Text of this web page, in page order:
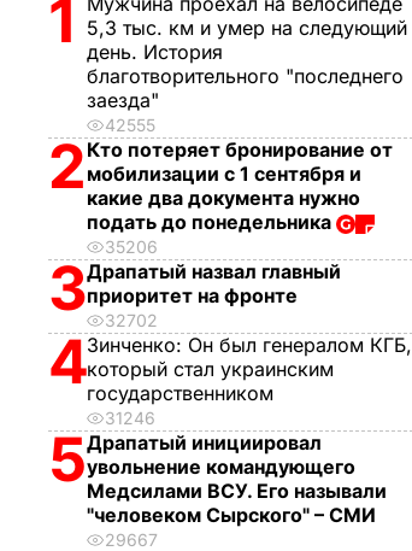
1
5,3 тыс. км и умер на следующий
день. История
благотворительного "последнего
заезда"
42555
2 Кто потеряет бронирование от
мобилизации с 1 сентября и
какие два документа нужно
подать до понедельника
35206
3Драпатый назвал главный
приоритет на фронте
32702
4Зинченко: Он был генералом КГБ,
который стал украинским
государственником
31246
5Драпатый инициировал
увольнение командующего
Медсилами ВСУ. Его называли
"человеком Сырского" – СМИ
29667